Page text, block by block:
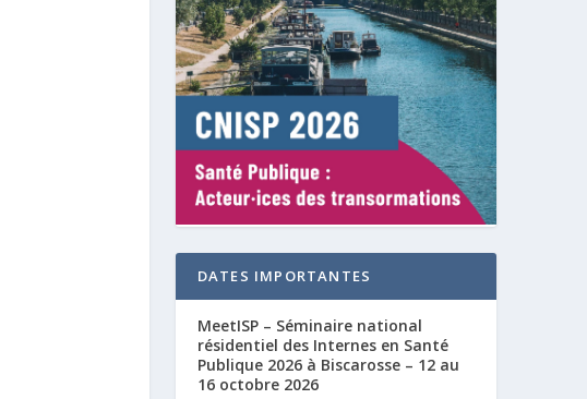
DATES IMPORTANTES
MeetISP – Séminaire national
résidentiel des Internes en Santé
Publique 2026 à Biscarosse – 12 au
16 octobre 2026